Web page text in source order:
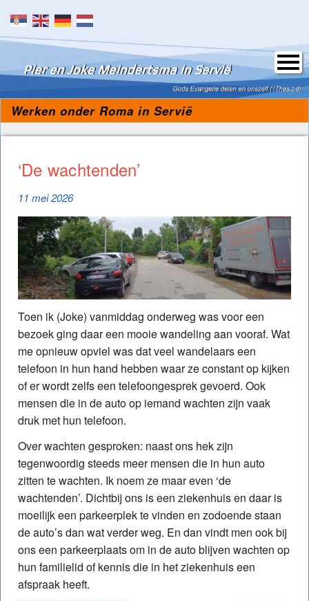
Skip to content
‘De wachtenden’
11 mei 2026
Toen ik (Joke) vanmiddag onderweg was voor een
bezoek ging daar een mooie wandeling aan vooraf. Wat
me opnieuw opviel was dat veel wandelaars een
telefoon in hun hand hebben waar ze constant op kijken
of er wordt zelfs een telefoongesprek gevoerd. Ook
mensen die in de auto op iemand wachten zijn vaak
druk met hun telefoon.
Over wachten gesproken: naast ons hek zijn
tegenwoordig steeds meer mensen die in hun auto
zitten te wachten. Ik noem ze maar even ‘de
wachtenden’. Dichtbij ons is een ziekenhuis en daar is
moeilijk een parkeerplek te vinden en zodoende staan
de auto’s dan wat verder weg. En dan vindt men ook bij
ons een parkeerplaats om in de auto blijven wachten op
hun familielid of kennis die in het ziekenhuis een
afspraak heeft.
Werken onder Roma in Servië